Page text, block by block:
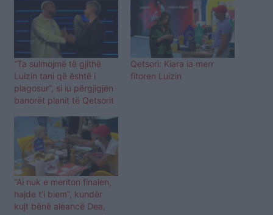
“Ta sulmojmë të gjithë
Luizin tani që është i
plagosur”, si iu përgjigjën
banorët planit të Qetsorit
Qetsori: Kiara ia merr
fitoren Luizin
“Ai nuk e meriton finalen,
hajde t’i biem”, kundër
kujt bënë aleancë Dea,